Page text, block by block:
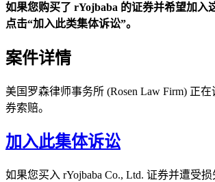
如果您购买了 rYojbaba 的证券并希望加入
点击“加入此类集体诉讼”。
案件详情
美国罗森律师事务所 (Rosen Law Firm) 正
券索赔。
加入此集体诉讼
如果您买入 rYojbaba Co., Ltd. 证券并遭受